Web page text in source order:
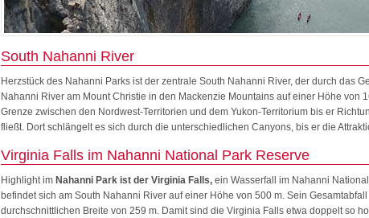
South Nahanni River
Herzstück des Nahanni Parks ist der zentrale South Nahanni River, der durch das
Nahanni River am Mount Christie in den Mackenzie Mountains auf einer Höhe von
Grenze zwischen den Nordwest-Territorien und dem Yukon-Territorium bis er
fließt. Dort schlängelt es sich durch die unterschiedlichen Canyons, bis er die
Virginia Falls im Nahanni National Park Reserve
Highlight im Nahanni Park ist der Virginia Falls,ein Wasserfall im Nahanni
befindet sich am South Nahanni River auf einer Höhe von 500 m. Sein
durchschnittlichen Breite von 259 m. Damit sind die Virginia Falls etwa doppelt so